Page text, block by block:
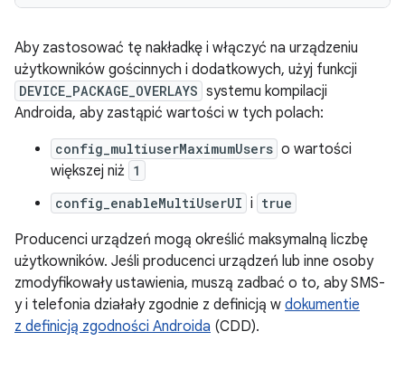
Aby zastosować tę nakładkę i włączyć na urządzeniu
użytkowników gościnnych i dodatkowych, użyj funkcji
DEVICE_PACKAGE_OVERLAYS systemu kompilacji
Androida, aby zastąpić wartości w tych polach:
config_multiuserMaximumUsers o wartości
większej niż 1
config_enableMultiUserUI i true
Producenci urządzeń mogą określić maksymalną liczbę
użytkowników. Jeśli producenci urządzeń lub inne osoby
zmodyfikowały ustawienia, muszą zadbać o to, aby SMS-
y i telefonia działały zgodnie z definicją w dokumentie
z definicją zgodności Androida (CDD).